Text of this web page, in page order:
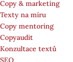
Copy & marketing
Texty na míru
Copy mentoring
Copyaudit
Konzultace textů
SEO